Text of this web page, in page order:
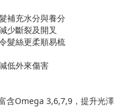
補充水分與養分
少斷裂及開叉
髮絲更柔順易梳
低外來傷害
含Omega 3,6,7,9，提升光澤